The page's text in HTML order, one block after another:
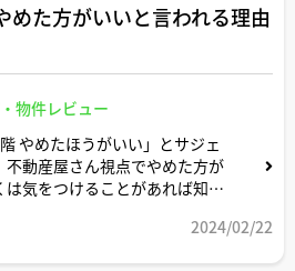
めた方がいいと言われる理由
物件レビュー
やめたほうがいい」とサジェ
動産屋さん視点でやめた方が
気をつけることがあれば知り
2024/02/22